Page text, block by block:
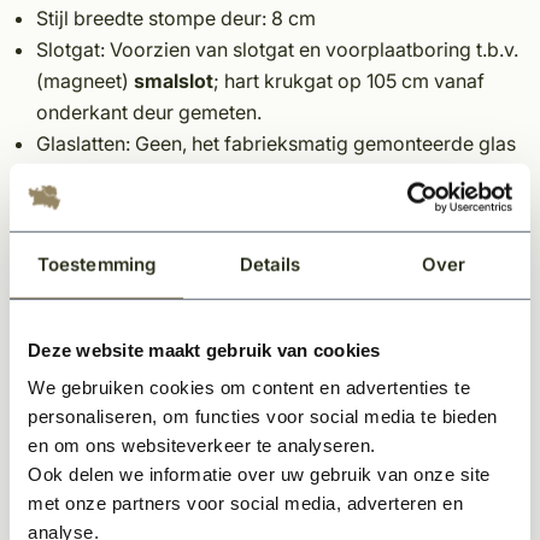
Toestemming Details Over
Deze website maakt gebruik van cookies
We gebruiken cookies om content en advertenties te
personaliseren, om functies voor social media te bieden
en om ons websiteverkeer te analyseren.
Ook delen we informatie over uw gebruik van onze site
met onze partners voor social media, adverteren en
analyse.
Stijl breedte stompe deur: 8 cm
Slotgat: Voorzien van slotgat en voorplaatboring t.b.v.
(magneet) smalslot; hart krukgat op 105 cm vanaf
onderkant deur gemeten.
Glaslatten: Geen, het fabrieks­matig gemonteerde glas
Glasroede breedte: 3 cm
Glas: getint vlak glas: 6 mm gelaagd veilig­heids­glas
*Elke binnendeur is standaard voorzien van een slotgat
maar niet van gaten voor een deurkruk, wc garnituur of
een sleutelgat. Dit deurtype is door de extra ranke stijlen
uitsluitend geschikt voor de FORZA (magneet)
smalsloten.
*Elke binnendeur is standaard voorzien van een slotgat